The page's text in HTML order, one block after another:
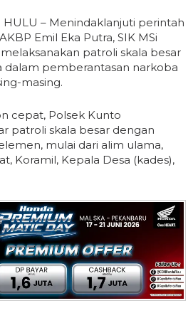
HULU – Menindaklanjuti perintah
Emil Eka Putra, SIK MSi
patroli skala besar
dalam pemberantasan narkoba
masing.
cepat, Polsek Kunto
patroli skala besar dengan
mulai dari alim ulama,
Koramil, Kepala Desa (kades),